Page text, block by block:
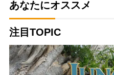
あなたにオススメ
注目TOPIC